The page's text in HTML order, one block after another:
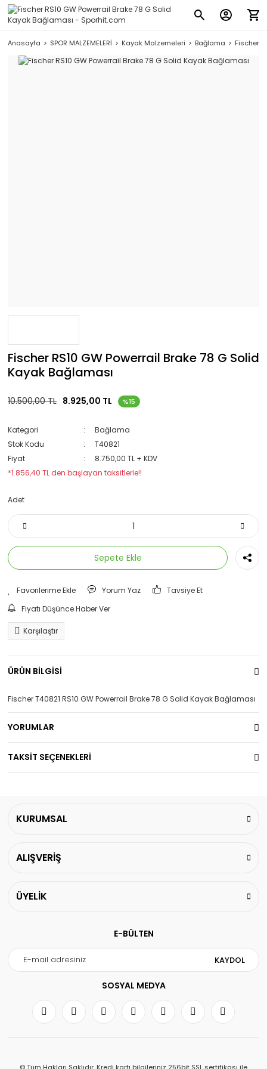
Anasayfa SPOR MALZEMELERİ Kayak Malzemeleri Bağlama Fischer
Fischer RS10 GW Powerrail Brake 78 G Solid
Kayak Bağlaması
10.500,00 TL 8.925,00 TL %15
Kategori
Bağlama
Stok Kodu
T40821
Fiyat
8.750,00 TL + KDV
*1.856,40 TL den başlayan taksitlerle!!
Adet
Sepete Ekle
Yorum Yaz
Tavsiye Et
Fiyatı Düşünce Haber Ver
Karşılaştır
ÜRÜN BİLGİSİ
Fischer T40821 RS10 GW Powerrail Brake 78 G Solid Kayak Bağlaması
YORUMLAR
TAKSİT SEÇENEKLERİ
KURUMSAL
ALIŞVERİŞ
ÜYELİK
E-BÜLTEN
KAYDOL
SOSYAL MEDYA